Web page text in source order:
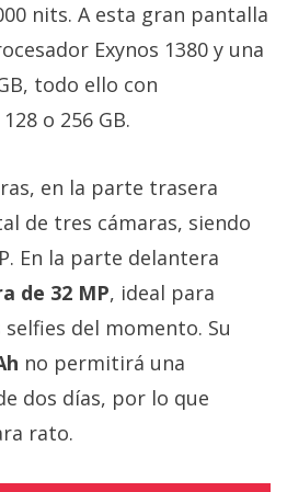
nits. A esta gran pantalla
Exynos 1380 y una
todo ello con
o 256 GB.
en la parte trasera
de tres cámaras, siendo
En la parte delantera
de 32 MP, ideal para
del momento. Su
no permitirá una
dos días, por lo que
rato.